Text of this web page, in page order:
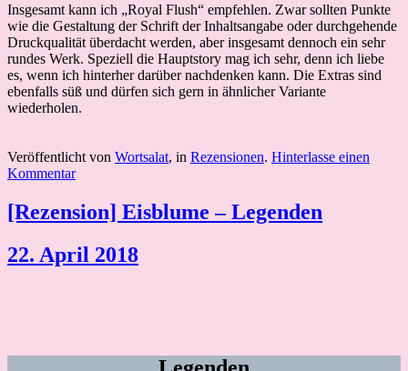
Insgesamt kann ich „Royal Flush“ empfehlen. Zwar sollten Punkte
wie die Gestaltung der Schrift der Inhaltsangabe oder durchgehende
Druckqualität überdacht werden, aber insgesamt dennoch ein sehr
rundes Werk. Speziell die Hauptstory mag ich sehr, denn ich liebe
es, wenn ich hinterher darüber nachdenken kann. Die Extras sind
ebenfalls süß und dürfen sich gern in ähnlicher Variante
wiederholen.
Veröffentlicht von Wortsalat, in Rezensionen. Hinterlasse einen
Kommentar
[Rezension] Eisblume – Legenden
22. April 2018